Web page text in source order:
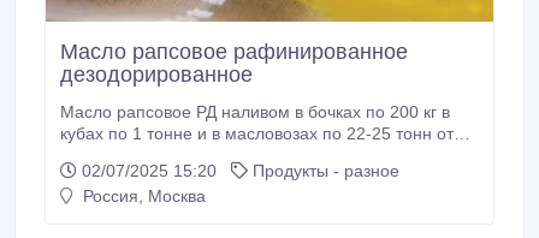
Масло рапсовое рафинированное
дезодорированное
Масло рапсовое РД наливом в бочках по 200 кг в
кубах по 1 тонне и в масловозах по 22-25 тонн от
своевременная отгрузка со склада в Москве, гибкая
ценовая политика. Наши квалифицированные
02/07/2025 15:20
Продукты - разное
Россия, Москва